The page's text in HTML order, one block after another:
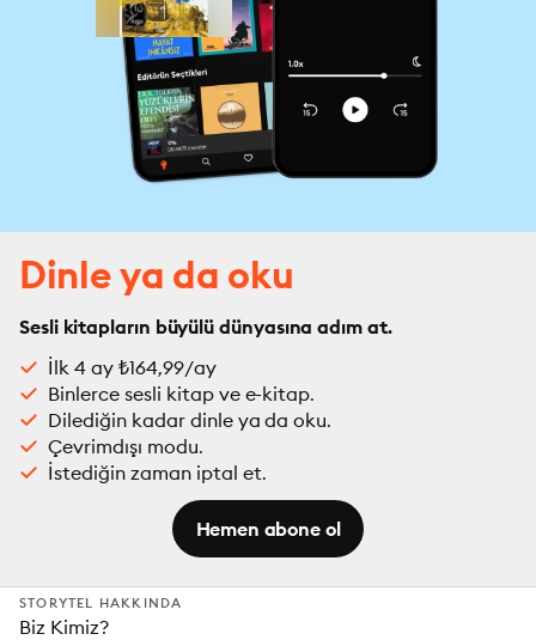
Dinle ya da oku
Sesli kitapların büyülü dünyasına adım at.
İlk 4 ay ₺164,99/ay
Binlerce sesli kitap ve e-kitap.
Dilediğin kadar dinle ya da oku.
Çevrimdışı modu.
İstediğin zaman iptal et.
Hemen abone ol
STORYTEL HAKKINDA
Biz Kimiz?